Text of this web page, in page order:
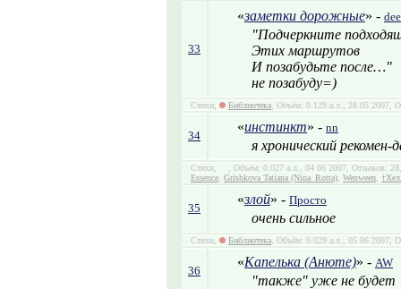
33
«заметки дорожные» -
"Подчеркните
Этих маршрутов
И позабудьте после…"
не позабуду=)
Стихи, Библиотека , Объём: 0.129 а.л., 28 05 2007,
34
«инстинкт» - nn
я хронический
Стихи,
, Объём: 0.027 а.л., 04 06 2007, Отзывов:
Essence Grishkova Tatiana (Nina_Rotta) Wenween
35
«злой» - Просто
очень сильное
Стихи, Библиотека , Объём: 0.029 а.л., 05 06 2007,
36
«Капелька (Анюте)» - AW
"также" уже не будет